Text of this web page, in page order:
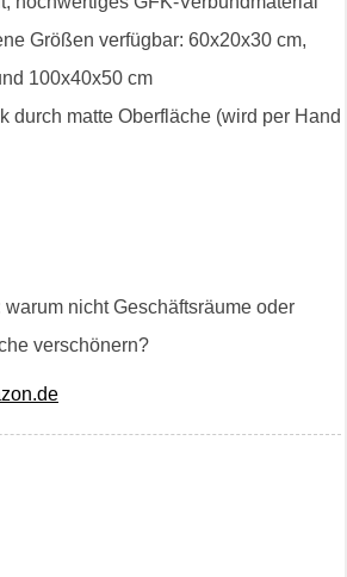
Größen verfügbar: 60x20x30 cm,
100x40x50 cm
durch matte Oberfläche (wird per Hand
warum nicht Geschäftsräume oder
verschönern?